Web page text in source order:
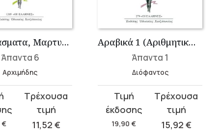
Αποσπάσματα, Μαρτυρίες
Άπαντα 6
Αρχιμήδης
€ 11,52 €
Αραβικά 1 (Αριθμητικών Δ΄)
Άπαντα 1
Διόφαντος
19,90€
Original
price
was:
15,92 €
Current
price